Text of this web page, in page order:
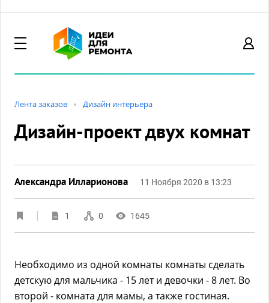
Лента заказов Дизайн интерьера
Дизайн-проект двух комнат
Александра Илларионова 11 Ноября 2020 в 13:23
1 0 1645
Необходимо из одной комнаты комнаты сделать
детскую для мальчика - 15 лет и девочки - 8 лет. Во
второй - комната для мамы, а также гостиная.